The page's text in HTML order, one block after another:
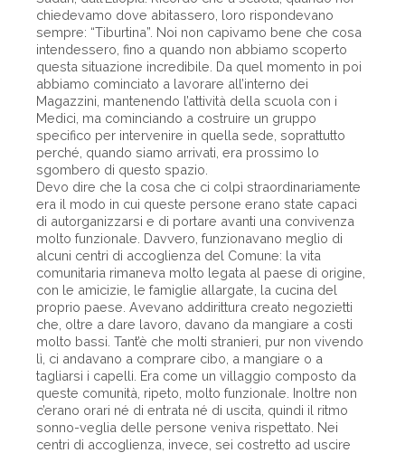
chiedevamo dove abitassero, loro rispondevano
sempre: “Tiburtina”. Noi non capivamo bene che cosa
intendessero, fino a quando non abbiamo scoperto
questa situazione incredibile. Da quel momento in poi
abbiamo cominciato a lavorare all’interno dei
Magazzini, mantenendo l’attività della scuola con i
Medici, ma cominciando a costruire un gruppo
specifico per intervenire in quella sede, soprattutto
perché, quando siamo arrivati, era prossimo lo
sgombero di questo spazio.
Devo dire che la cosa che ci colpì straordinariamente
era il modo in cui queste persone erano state capaci
di autorganizzarsi e di portare avanti una convivenza
molto funzionale. Davvero, funzionavano meglio di
alcuni centri di accoglienza del Comune: la vita
comunitaria rimaneva molto legata al paese di origine,
con le amicizie, le famiglie allargate, la cucina del
proprio paese. Avevano addirittura creato negozietti
che, oltre a dare lavoro, davano da mangiare a costi
molto bassi. Tant’è che molti stranieri, pur non vivendo
lì, ci andavano a comprare cibo, a mangiare o a
tagliarsi i capelli. Era come un villaggio composto da
queste comunità, ripeto, molto funzionale. Inoltre non
c’erano orari né di entrata né di uscita, quindi il ritmo
sonno-veglia delle persone veniva rispettato. Nei
centri di accoglienza, invece, sei costretto ad uscire